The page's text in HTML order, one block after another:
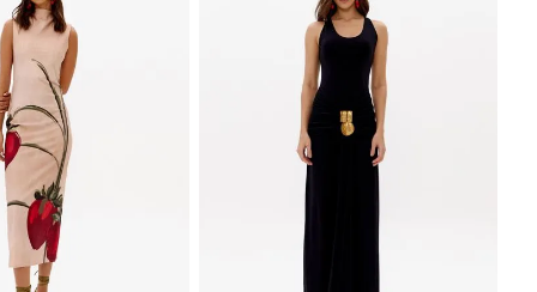
FRETE GRÁTIS NAS COMPRAS A PARTIR DE R$699